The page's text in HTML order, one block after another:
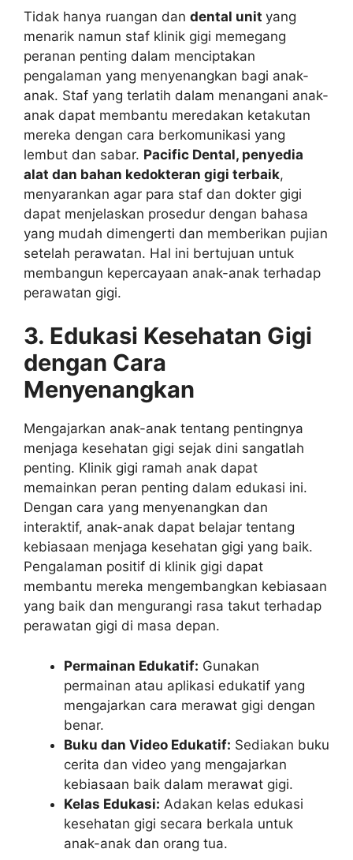
Tidak hanya ruangan dan dental unit yang
menarik namun staf klinik gigi memegang
peranan penting dalam menciptakan
pengalaman yang menyenangkan bagi anak-
anak. Staf yang terlatih dalam menangani anak-
anak dapat membantu meredakan ketakutan
mereka dengan cara berkomunikasi yang
lembut dan sabar. Pacific Dental, penyedia
alat dan bahan kedokteran gigi terbaik,
menyarankan agar para staf dan dokter gigi
dapat menjelaskan prosedur dengan bahasa
yang mudah dimengerti dan memberikan pujian
setelah perawatan. Hal ini bertujuan untuk
membangun kepercayaan anak-anak terhadap
perawatan gigi.
3. Edukasi Kesehatan Gigi
dengan Cara
Menyenangkan
Mengajarkan anak-anak tentang pentingnya
menjaga kesehatan gigi sejak dini sangatlah
penting. Klinik gigi ramah anak dapat
memainkan peran penting dalam edukasi ini.
Dengan cara yang menyenangkan dan
interaktif, anak-anak dapat belajar tentang
kebiasaan menjaga kesehatan gigi yang baik.
Pengalaman positif di klinik gigi dapat
membantu mereka mengembangkan kebiasaan
yang baik dan mengurangi rasa takut terhadap
perawatan gigi di masa depan.
Permainan Edukatif: Gunakan
permainan atau aplikasi edukatif yang
mengajarkan cara merawat gigi dengan
benar.
Buku dan Video Edukatif: Sediakan buku
cerita dan video yang mengajarkan
kebiasaan baik dalam merawat gigi.
Kelas Edukasi: Adakan kelas edukasi
kesehatan gigi secara berkala untuk
anak-anak dan orang tua.